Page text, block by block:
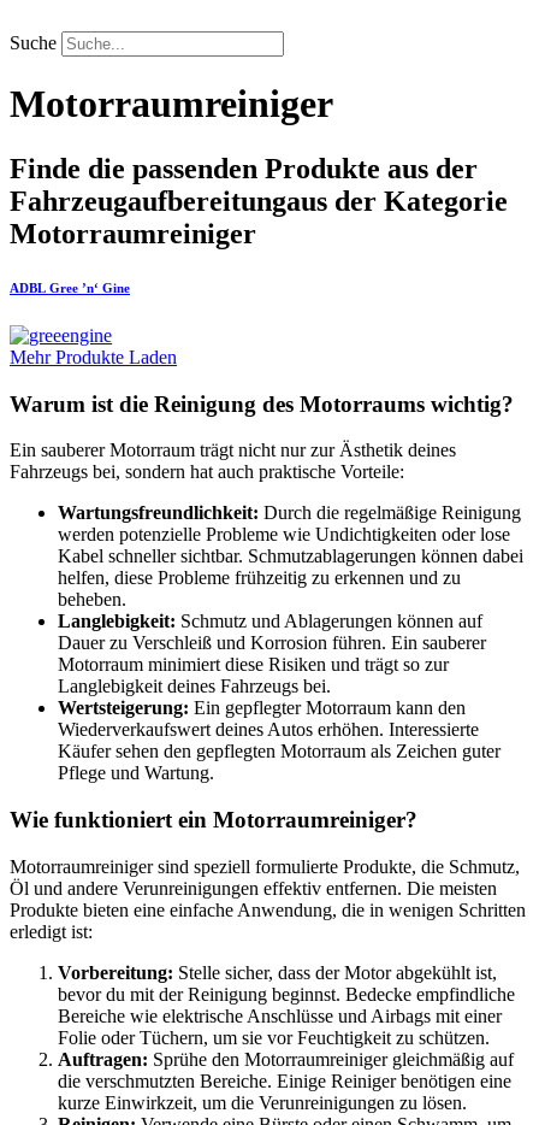
Inhalt
springen
Suche
Motorraumreiniger
Finde die passenden Produkte aus der
Fahrzeugaufbereitungaus der Kategorie
Motorraumreiniger
ADBL Gree ’n‘ Gine
Mehr Produkte Laden
Warum ist die Reinigung des Motorraums wichtig?
Ein sauberer Motorraum trägt nicht nur zur Ästhetik deines
Fahrzeugs bei, sondern hat auch praktische Vorteile:
Wartungsfreundlichkeit: Durch die regelmäßige Reinigung
werden potenzielle Probleme wie Undichtigkeiten oder lose
Kabel schneller sichtbar. Schmutzablagerungen können dabei
helfen, diese Probleme frühzeitig zu erkennen und zu
beheben.
Langlebigkeit: Schmutz und Ablagerungen können auf
Dauer zu Verschleiß und Korrosion führen. Ein sauberer
Motorraum minimiert diese Risiken und trägt so zur
Langlebigkeit deines Fahrzeugs bei.
Wertsteigerung: Ein gepflegter Motorraum kann den
Wiederverkaufswert deines Autos erhöhen. Interessierte
Käufer sehen den gepflegten Motorraum als Zeichen guter
Pflege und Wartung.
Wie funktioniert ein Motorraumreiniger?
Motorraumreiniger sind speziell formulierte Produkte, die Schmutz,
Öl und andere Verunreinigungen effektiv entfernen. Die meisten
Produkte bieten eine einfache Anwendung, die in wenigen Schritten
erledigt ist:
Vorbereitung: Stelle sicher, dass der Motor abgekühlt ist,
bevor du mit der Reinigung beginnst. Bedecke empfindliche
Bereiche wie elektrische Anschlüsse und Airbags mit einer
Folie oder Tüchern, um sie vor Feuchtigkeit zu schützen.
Auftragen: Sprühe den Motorraumreiniger gleichmäßig auf
die verschmutzten Bereiche. Einige Reiniger benötigen eine
kurze Einwirkzeit, um die Verunreinigungen zu lösen.